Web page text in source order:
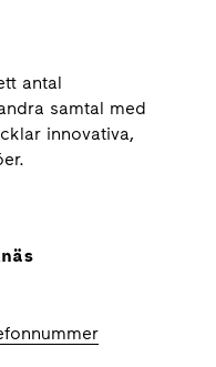
antal
samtal med
innovativa,